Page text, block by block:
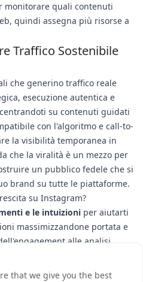
monitorare quali contenuti
quindi assegna più risorse a
Traffico Sostenibile
che generino traffico reale
esecuzione autentica e
su contenuti guidati
con l'algoritmo e call-to-
la visibilità temporanea in
che la viralità è un mezzo per
un pubblico fedele che si
brand su tutte le piattaforme.
su Instagram?
e le intuizioni per aiutarti
massimizzandone portata e
alle analisi
supporta ogni passo del tuo
Inizia a implementare
that we give you the best